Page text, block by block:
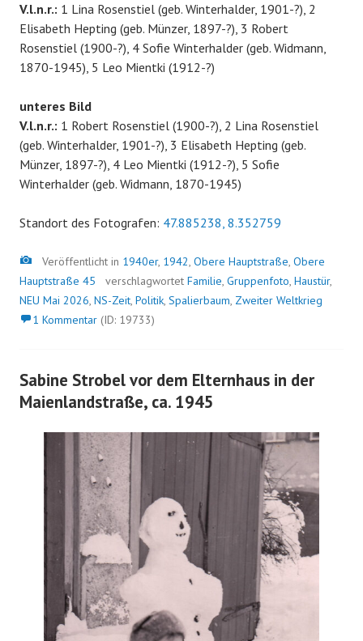
V.l.n.r.: 1 Lina Rosenstiel (geb. Winterhalder, 1901-?), 2
Elisabeth Hepting (geb. Münzer, 1897-?), 3 Robert
Rosenstiel (1900-?), 4 Sofie Winterhalder (geb. Widmann,
1870-1945), 5 Leo Mientki (1912-?)
unteres Bild
V.l.n.r.: 1 Robert Rosenstiel (1900-?), 2 Lina Rosenstiel
(geb. Winterhalder, 1901-?), 3 Elisabeth Hepting (geb.
Münzer, 1897-?), 4 Leo Mientki (1912-?), 5 Sofie
Winterhalder (geb. Widmann, 1870-1945)
Standort des Fotografen: 47.885238, 8.352759
Bild
Veröffentlicht in 1940er, 1942, Obere Hauptstraße, Obere
Hauptstraße 45
verschlagwortet Familie, Gruppenfoto, Haustür,
NEU Mai 2026, NS-Zeit, Politik, Spalierbaum, Zweiter Weltkrieg
1 Kommentar (ID: 19733)
Sabine Strobel vor dem Elternhaus in der
Maienlandstraße, ca. 1945